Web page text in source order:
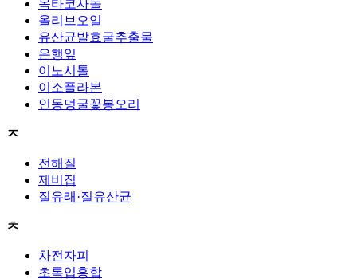
옥타코사놀
올리브오일
유산균발효굴추출물
은행잎
이노시톨
이소플라본
인동덩굴꽃봉오리
ㅈ
전해질
제비집
질유래·질유산균
ㅊ
차전자피
초록입홍합